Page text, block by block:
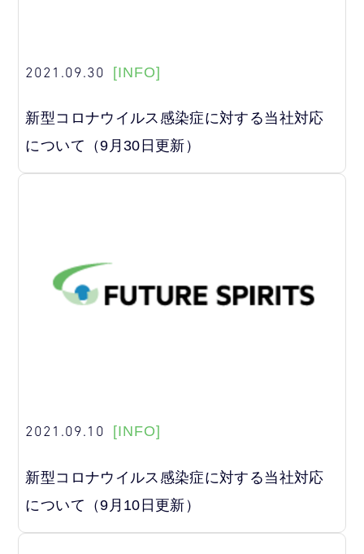
2021.09.30 [INFO]
新型コロナウイルス感染症に対する当社対応
について（9月30日更新）
2021.09.10 [INFO]
新型コロナウイルス感染症に対する当社対応
について（9月10日更新）